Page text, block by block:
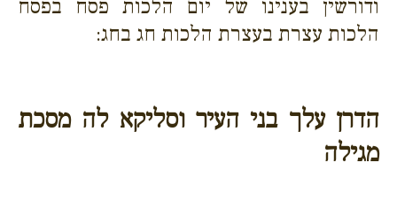
ודורשין בענינו של יום הלכות פסח בפסח
הלכות עצרת בעצרת הלכות חג בחג:
הדרן עלך בני העיר וסליקא לה מסכת
מגילה